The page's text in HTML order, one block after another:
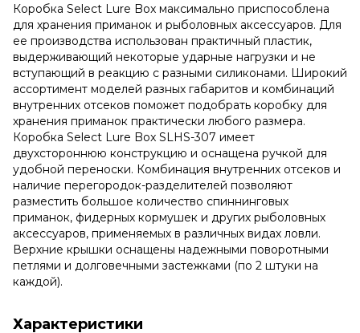
Коробка Select Lure Box максимально приспособлена
для хранения приманок и рыболовных аксессуаров. Для
ее производства использован практичный пластик,
выдерживающий некоторые ударные нагрузки и не
вступающий в реакцию с разными силиконами. Широкий
ассортимент моделей разных габаритов и комбинаций
внутренних отсеков поможет подобрать коробку для
хранения приманок практически любого размера.
Коробка Select Lure Box SLHS-307 имеет
двухстороннюю конструкцию и оснащена ручкой для
удобной переноски. Комбинация внутренних отсеков и
наличие перегородок-разделителей позволяют
разместить большое количество спиннинговых
приманок, фидерных кормушек и других рыболовных
аксессуаров, применяемых в различных видах ловли.
Верхние крышки оснащены надежными поворотными
петлями и долговечными застежками (по 2 штуки на
каждой).
Характеристики